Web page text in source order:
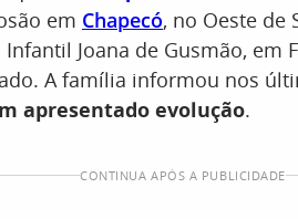
em Chapecó, no Oeste de
Joana de Gusmão, em
A família informou nos
apresentado evolução.
CONTINUA APÓS A PUBLICIDADE